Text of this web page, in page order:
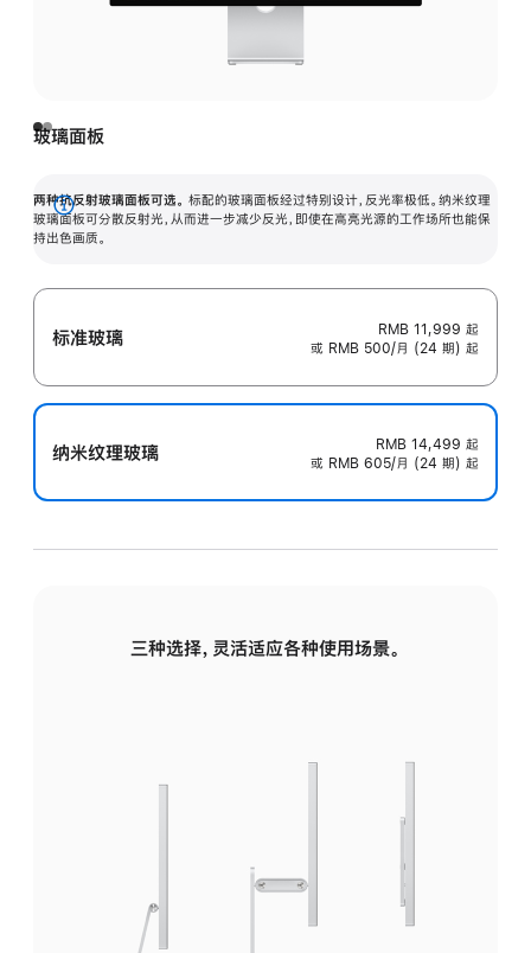
玻璃面板
两种抗反射玻璃面板可选。 标配的玻璃面板经过特别设计，反光率极低。纳米纹理
玻璃面板可分散反射光，从而进一步减少反光，即使在高亮光源的工作场所也能保
持出色画质。
展
开
标准玻璃 RMB 11,999 起
或 RMB 500/月 (24 期) 起
纳米纹理玻璃 RMB 14,499 起
或 RMB 605/月 (24 期) 起
三种选择，灵活适应各种使用场景。